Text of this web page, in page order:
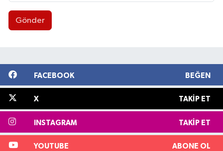
Gönder
FACEBOOK BEĞEN
X TAKIP ET
INSTAGRAM TAKIP ET
YOUTUBE ABONE OL